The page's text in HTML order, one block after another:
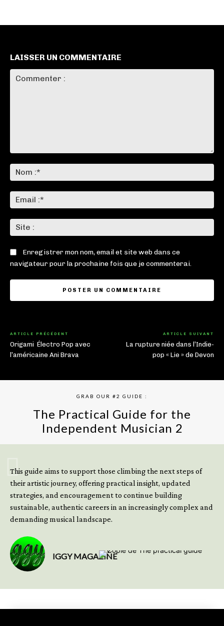
LAISSER UN COMMENTAIRE
:*
:*
:
Enregistrer mon nom, email et site web dans ce
navigateur pour la prochaine fois que je commenterai.
ARTICLE PRÉCÉDENT
Origami Électro Pop avec
l’américaine Ani Brava
ARTICLE SUIVANT
La rupture niée dans l’Indie-
pop « Lie » de Devon
GRAB OUR #2 GUIDE :
The Practical Guide for the
Independent Musician 2
This guide aims to support those climbing the next steps of
their artistic journey, offering practical insight, updated
strategies, and encouragement to continue building
sustainable, authentic careers in an increasingly complex and
demanding musical landscape.
IGGY MAGAZINE